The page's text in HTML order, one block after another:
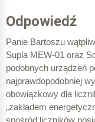
Odpowiedź
Panie Bartoszu
Supla MEW-01 oraz
podobnych urządzeń
najprawdopodobniej
obowiązkowy dla
„zakładem